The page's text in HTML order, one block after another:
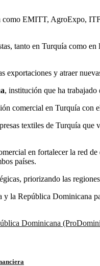
EMITT, AgroExpo,
tanto en Turquía como
exportaciones y atraer
, institución que ha
comercial en Turquía con
textiles de Turquía
en fortalecer la red
países.
priorizando las
la República Dominicana
Dominicana